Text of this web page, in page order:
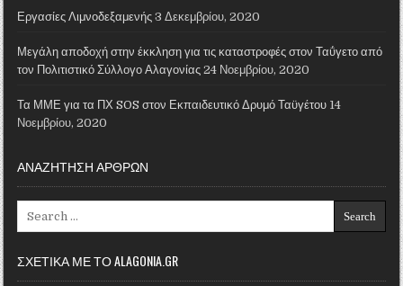
Εργασίες Λιμνοδεξαμενής 3 Δεκεμβρίου, 2020
Μεγάλη αποδοχή στην έκκληση για τις καταστροφές στον Ταΰγετο από
τον Πολιτιστικό Σύλλογο Αλαγονίας 24 Νοεμβρίου, 2020
Τα ΜΜΕ για τα ΠΧ SOS στον Εκπαιδευτικό Δρυμό Ταϋγέτου 14
Νοεμβρίου, 2020
ΑΝΑΖΗΤΗΣΗ ΑΡΘΡΩΝ
ΣΧΕΤΙΚΑ ΜΕ ΤΟ ALAGONIA.GR